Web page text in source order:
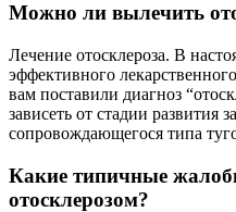
Можно ли вылечить
Лечение отосклероза. В
эффективного
вам поставили диагноз
зависеть от стадии развития
сопровождающегося типа
Какие типичные
отосклерозом?